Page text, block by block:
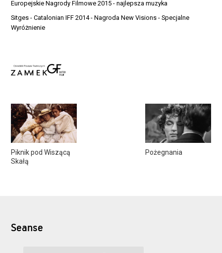
Piknik pod Wiszącą
Skałą
Pożegnania
Europejskie Nagrody Filmowe 2015 - najlepsza muzyka
Sitges - Catalonian IFF 2014 - Nagroda New Visions - Specjalne
Wyróżnienie
Seanse